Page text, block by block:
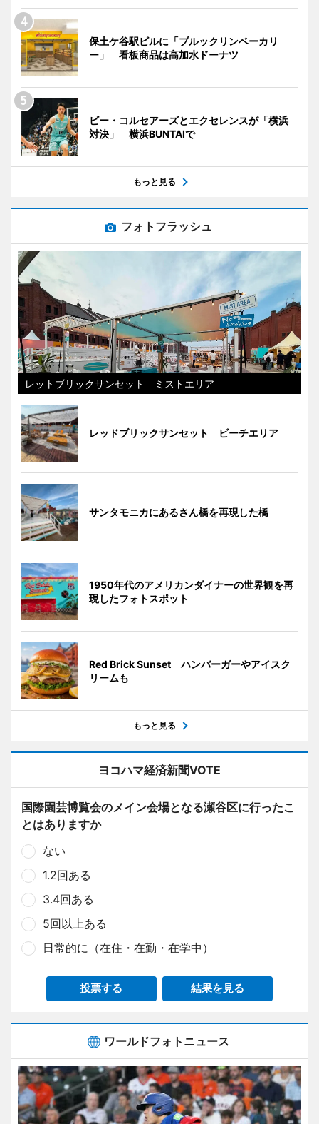
保土ケ谷駅ビルに「ブルックリンベーカリ
ー」 看板商品は高加水ドーナツ
ビー・コルセアーズとエクセレンスが「横浜
対決」 横浜BUNTAIで
もっと見る
フォトフラッシュ
レットブリックサンセット ミストエリア
レッドブリックサンセット ビーチエリア
サンタモニカにあるさん橋を再現した橋
1950年代のアメリカンダイナーの世界観を再
現したフォトスポット
Red Brick Sunset ハンバーガーやアイスク
リームも
もっと見る
ヨコハマ経済新聞VOTE
国際園芸博覧会のメイン会場となる瀬谷区に行ったこ
とはありますか
ない
1.2回ある
3.4回ある
5回以上ある
日常的に（在住・在勤・在学中）
投票する 結果を見る
ワールドフォトニュース